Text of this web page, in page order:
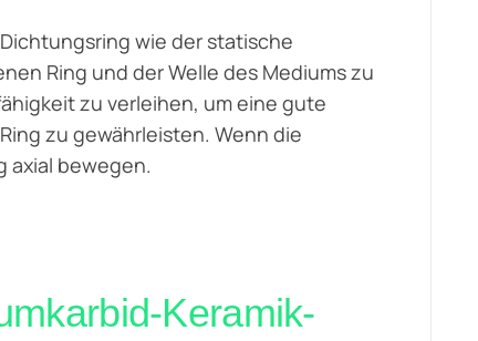
wie der statische
Ring und der Welle des Mediums zu
zu verleihen, um eine gute
zu gewährleisten. Wenn die
axial bewegen.
Keramik-